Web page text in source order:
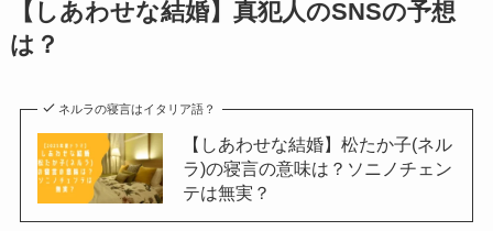
【しあわせな結婚】真犯人のSNSの予想
は？
ネルラの寝言はイタリア語？
【しあわせな結婚】松たか子(ネル
ラ)の寝言の意味は？ソニノチェン
テは無実？